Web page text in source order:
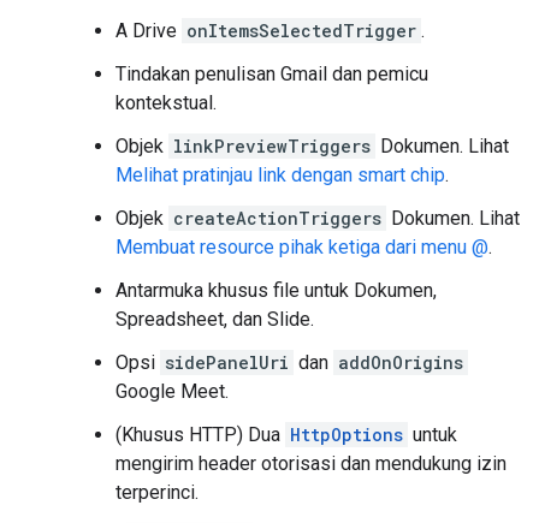
A Drive onItemsSelectedTrigger .
Tindakan penulisan Gmail dan pemicu
kontekstual.
Objek linkPreviewTriggers Dokumen. Lihat
Melihat pratinjau link dengan smart chip.
Objek createActionTriggers Dokumen. Lihat
Membuat resource pihak ketiga dari menu @.
Antarmuka khusus file untuk Dokumen,
Spreadsheet, dan Slide.
Opsi sidePanelUri dan addOnOrigins
Google Meet.
(Khusus HTTP) Dua HttpOptions untuk
mengirim header otorisasi dan mendukung izin
terperinci.